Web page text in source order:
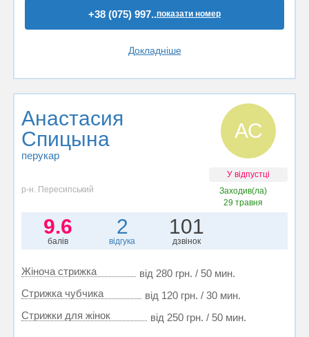
+38 (075) 997..показати номер
Докладніше
Анастасия
Спицына
перукар
АС
У відпустці
р-н. Пересипський
Заходив(ла)
29 травня
9.6
балів
2
відгука
101
дзвінок
Жіноча стрижка
від 280 грн. / 50 мин.
Стрижка чубчика
від 120 грн. / 30 мин.
Стрижки для жінок
від 250 грн. / 50 мин.